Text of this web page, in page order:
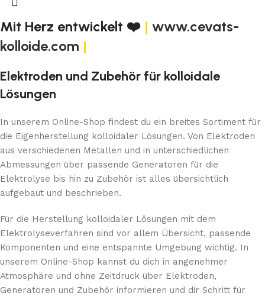
Mit Herz entwickelt ❤️ | www.cevats-
kolloide.com |
Elektroden und Zubehör für kolloidale
Lösungen
In unserem Online-Shop findest du ein breites Sortiment für
die Eigenherstellung kolloidaler Lösungen. Von Elektroden
aus verschiedenen Metallen und in unterschiedlichen
Abmessungen über passende Generatoren für die
Elektrolyse bis hin zu Zubehör ist alles übersichtlich
aufgebaut und beschrieben.
Für die Herstellung kolloidaler Lösungen mit dem
Elektrolyseverfahren sind vor allem Übersicht, passende
Komponenten und eine entspannte Umgebung wichtig. In
unserem Online-Shop kannst du dich in angenehmer
Atmosphäre und ohne Zeitdruck über Elektroden,
Generatoren und Zubehör informieren und dir Schritt für